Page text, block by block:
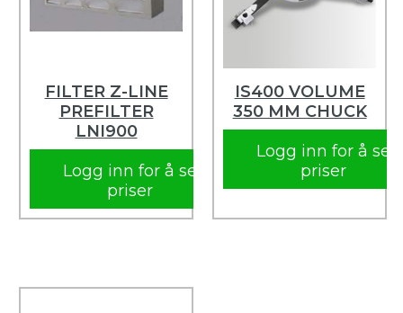
FILTER Z-LINE
PREFILTER
LNI900
Logg inn for å se
priser
IS400 VOLUME
350 MM CHUCK
Logg inn for å se
priser